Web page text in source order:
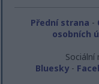
Přední strana -
osobních
Sociální
Bluesky-